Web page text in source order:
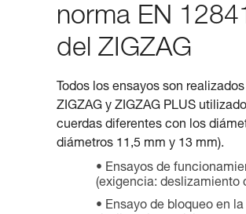
norma EN
del ZIGZAG
Todos los ensayos son
ZIGZAG y ZIGZAG PLUS
cuerdas diferentes con los
diámetros 11,5 mm y 13 mm).
Ensayos de
(exigencia: deslizamiento
Ensayo de bloqueo en